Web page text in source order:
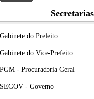
Secretarias
Gabinete do Prefeito
Gabinete do Vice-Prefeito
PGM - Procuradoria Geral
SEGOV - Governo